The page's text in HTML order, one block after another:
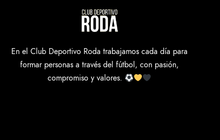
En el Club Deportivo Roda trabajamos cada día para
formar personas a través del fútbol, con pasión,
compromiso y valores.